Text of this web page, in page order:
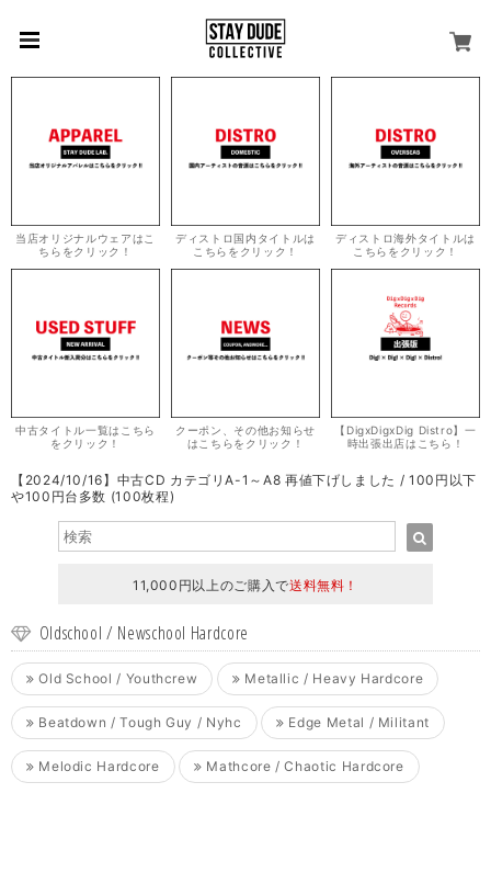
当店オリジナルウェアはこ
ちらをクリック！
ディストロ国内タイトルは
こちらをクリック！
ディストロ海外タイトルは
こちらをクリック！
中古タイトル一覧はこちら
をクリック！
クーポン、その他お知らせ
はこちらをクリック！
【DigxDigxDig Distro】一
時出張出店はこちら！
【2024/10/16】中古CD カテゴリA-1～A8 再値下げしました / 100円以下
や100円台多数 (100枚程)
11,000円以上のご購入で送料無料！
Oldschool / Newschool Hardcore
Old School / Youthcrew Metallic / Heavy Hardcore
Beatdown / Tough Guy / Nyhc Edge Metal / Militant
Melodic Hardcore Mathcore / Chaotic Hardcore